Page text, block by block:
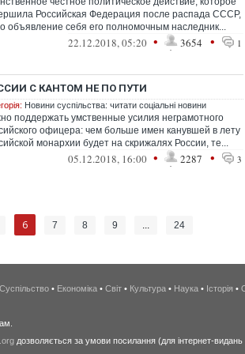
Российская Федерация после распада СССР,
объявление себя его полномочным наследник...
22.12.2018, 05:20 • 3654 • 1
С КАНТОМ НЕ ПО ПУТИ
Новини суспільства: читати соціальні новини
поддержать умственные усилия неграмотного
офицера: чем больше имен канувшей в лету
монархии будет на скрижалях России, те...
05.12.2018, 16:00 • 2287 • 3
6 7 8 9 ... 24
Суспільство • Економіка • Світ • Культура • Наука • Історія •
дозволяється за умови посилання (для інтернет-видань